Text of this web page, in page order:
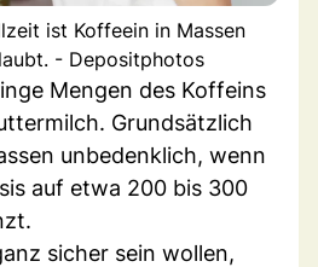
ist Koffeein in Massen
- Depositphotos
Mengen des Koffeins
Grundsätzlich
unbedenklich, wenn
auf etwa 200 bis 300
sicher sein wollen,